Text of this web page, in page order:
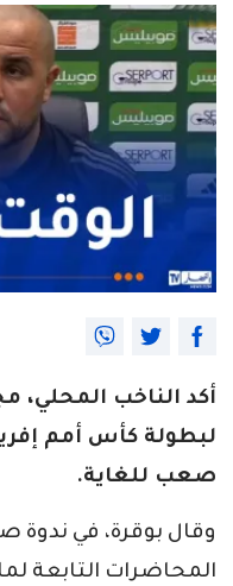
أكد الناخب المحلي،
لبطولة كأس أمم
صعب للغاية.
وقال بوقرة، في ندوة
المحاضرات التابعة